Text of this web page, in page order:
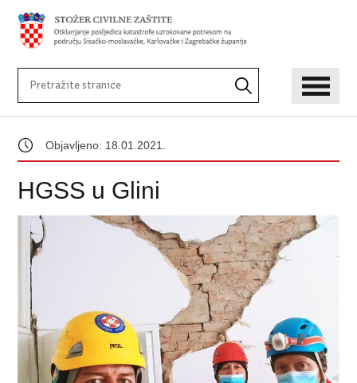
Objavljeno: 18.01.2021.
HGSS u Glini